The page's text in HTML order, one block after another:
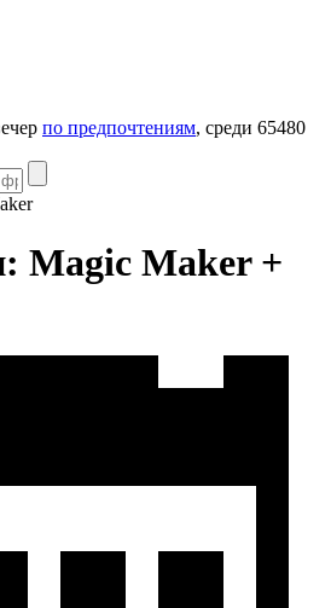
по предпочтениям, среди 65480
Magic Maker +